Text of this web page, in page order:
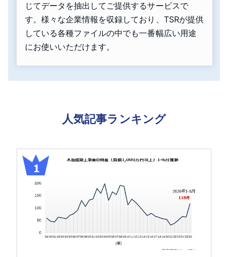
じてデータを抽出してご提供するサービスで
す。様々な企業情報を収録しており、TSRが提供
している各種ファイルの中でも一番幅広い用途
にお使いいただけます。
人気記事ランキング